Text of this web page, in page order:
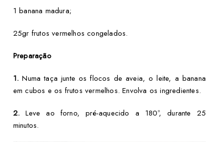
1 banana madura;
25gr frutos vermelhos congelados.
Preparação
1. Numa taça junte os flocos de aveia, o leite, a banana
em cubos e os frutos vermelhos. Envolva os ingredientes.
2. Leve ao forno, pré-aquecido a 180º, durante 25
minutos.